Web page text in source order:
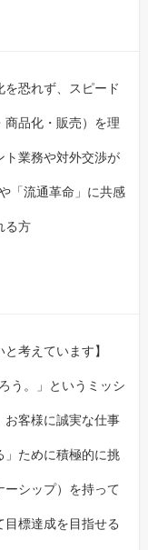
恐れず、スピード
品化・販売）を理
業務や対外交渉が
「流通革命」に共感
る方
考えています】
う。」というミッシ
客様に誠実な仕事
ために積極的に挑
シップ）を持って
標達成を目指せる